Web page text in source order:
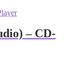
– CD-